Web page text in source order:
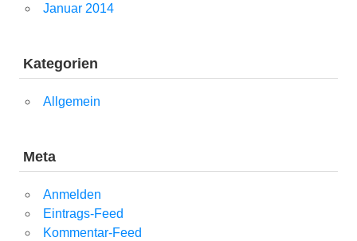
Januar 2014
Kategorien
Allgemein
Meta
Anmelden
Eintrags-Feed
Kommentar-Feed